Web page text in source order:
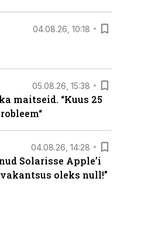
04.08.26, 10:18
05.08.26, 15:38
maitseid. “Kuus 25
04.08.26, 14:28
Solarisse Apple’i
oleks null!”